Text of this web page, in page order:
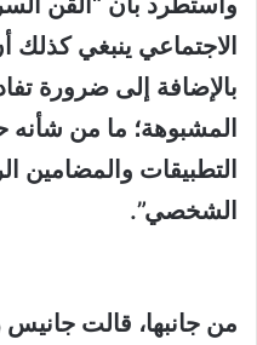
الاجتماعي ينبغي
بالإضافة إلى ضرورة
المشبوهة؛ ما من
التطبيقات والمضامين
الشخصي”.
من جانبها، قالت